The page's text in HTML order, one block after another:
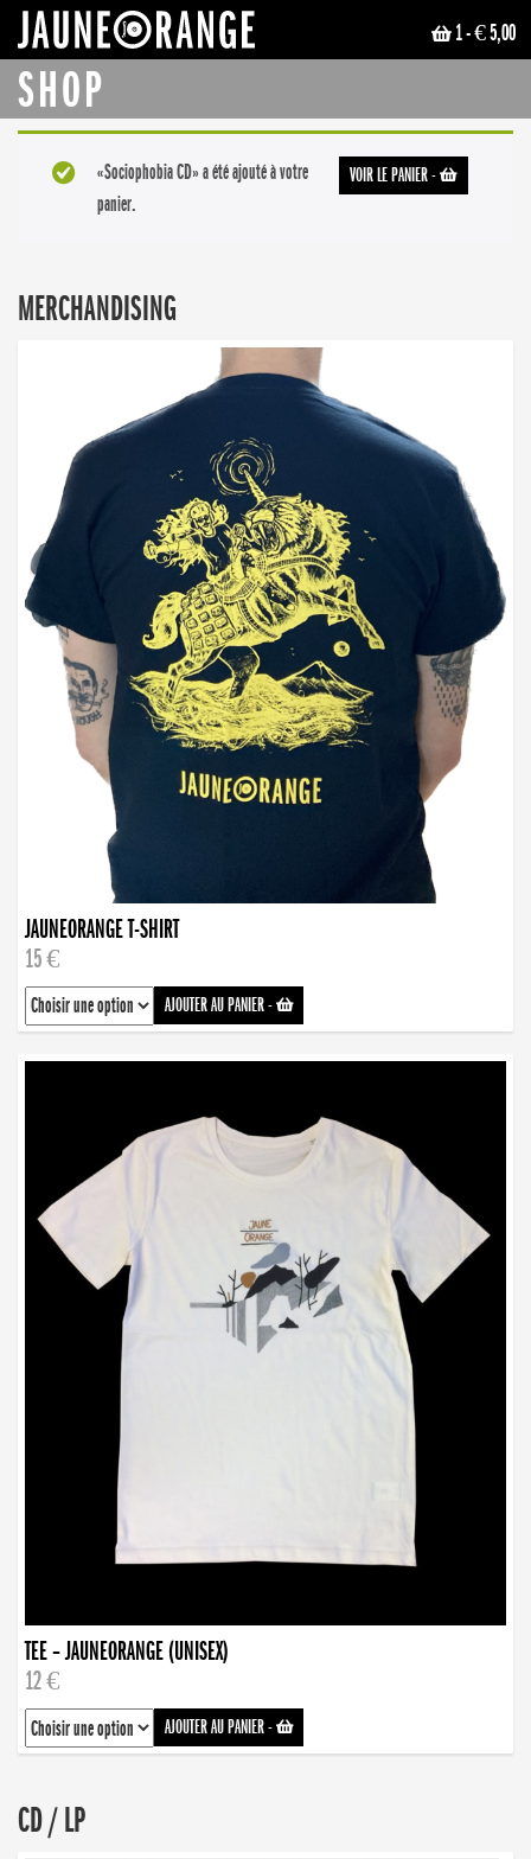
1- € 5,00
SHOP
VOIR LE PANIER-
«Sociophobia CD» a été ajouté à votre
panier.
MERCHANDISING
JAUNEORANGE T-SHIRT
15 €
AJOUTER AU PANIER-
TEE – JAUNEORANGE (UNISEX)
12 €
AJOUTER AU PANIER-
CD / LP